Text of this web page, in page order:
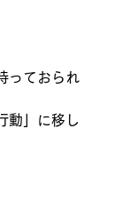
っておられ
動」に移し